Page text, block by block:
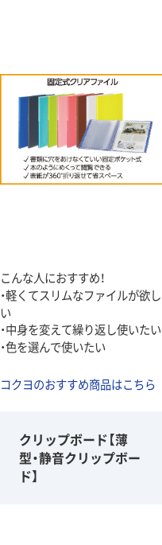
こんな人におすすめ！
・軽くてスリムなファイルが欲し
い
・中身を変えて繰り返し使いたい
・色を選んで使いたい
コクヨのおすすめ商品はこちら
クリップボード【薄
型・静音クリップボー
ド】